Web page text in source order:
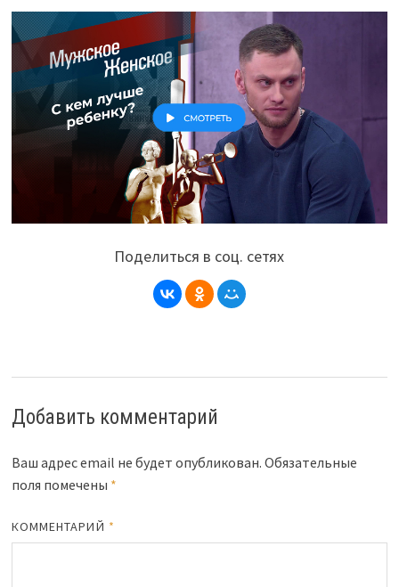
Поделиться в соц. сетях
Добавить комментарий
Ваш адрес email не будет опубликован. Обязательные
поля помечены *
КОММЕНТАРИЙ *